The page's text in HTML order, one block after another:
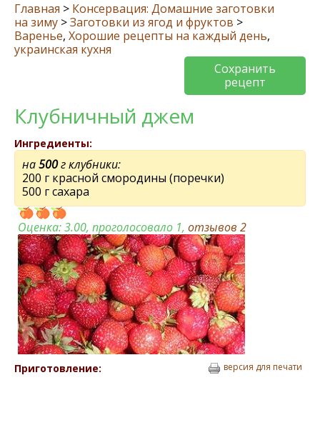
Главная > Консервация: Домашние заготовки
на зиму >Заготовки из ягод и фруктов >
Варенье, Хорошие рецепты на каждый день,
украинская кухня
Сохранить
рецепт
Клубничный джем
Ингредиенты:
на500г клубники:
200 г красной смородины (поречки)
500 г сахара
Оценка:3.00, проголосовало 1, отзывов 2
Приготовление: версия для печати